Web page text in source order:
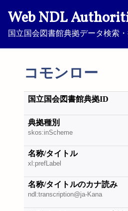
Web NDL
国立国会図書館典拠データ検索
コモンロー
国立国会図書館典拠ID
典拠種別
skos:inScheme
名称/タイトル
xl:prefLabel
名称/タイトルのカナ読み
ndl:transcription@ja-Kana